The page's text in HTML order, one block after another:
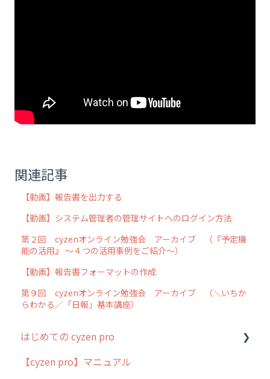
関連記事
【動画】報告書を出力する
【動画】システム管理者の管理サイトへのログイン方法
第２回 cyzenオンライン勉強会 アーカイブ （『予定機
能の活用』 ～４つの活用事例をご紹介～）
【動画】報告書フォーマットの作成
第９回 cyzenオンライン勉強会 アーカイブ （＼いちか
らわかる／「日報」基本講座）
はじめての cyzen pro
cyzen pro とは？
【cyzen pro】マニュアル